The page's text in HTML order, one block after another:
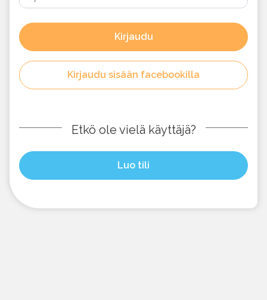
Kirjaudu
Kirjaudu sisään facebookilla
Etkö ole vielä käyttäjä?
Luo tili